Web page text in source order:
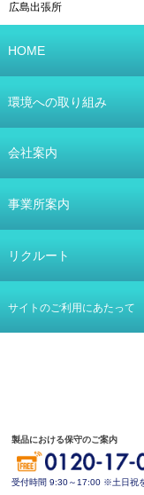
広島出張所
HOME
環境への取り組み
会社案内
事業所案内
リクルート
サイトのご利用にあたって
製品における保守のご案内
受付時間 9:30～17:00 ※土日祝